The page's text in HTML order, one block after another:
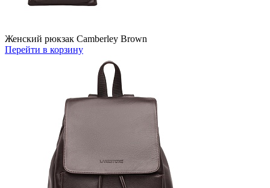
Женский рюкзак Camberley Brown
Перейти в корзину